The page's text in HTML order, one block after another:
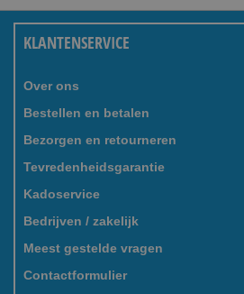
KLANTENSERVICE
Over ons
Bestellen en betalen
Bezorgen en retourneren
Tevredenheidsgarantie
Kadoservice
Bedrijven / zakelijk
Meest gestelde vragen
Contactformulier